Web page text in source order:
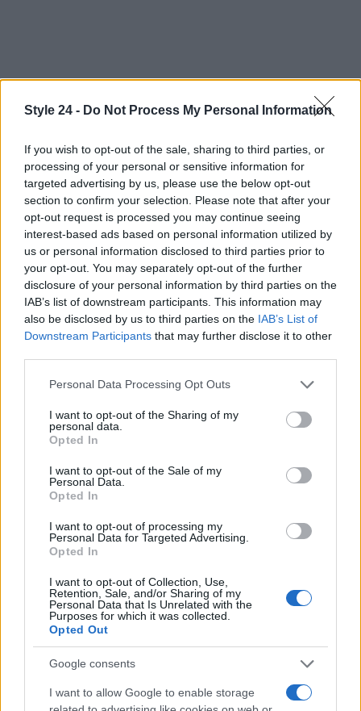
Style 24 - Do Not Process My Personal Information
If you wish to opt-out of the sale, sharing to third parties, or
processing of your personal or sensitive information for
targeted advertising by us, please use the below opt-out
section to confirm your selection. Please note that after your
opt-out request is processed you may continue seeing
interest-based ads based on personal information utilized by
us or personal information disclosed to third parties prior to
your opt-out. You may separately opt-out of the further
disclosure of your personal information by third parties on the
IAB’s list of downstream participants. This information may
also be disclosed by us to third parties on the IAB’s List of
Downstream Participants that may further disclose it to other
Please note that this website/app uses one or more Google
not limited to your visit or usage behaviour. You may click to
grant or deny consent to Google and its third-party tags to
use your data for below specified purposes in below Google
consent section.
Personal Data Processing Opt Outs
I want to opt-out of the Sharing of my
personal data.
Opted In
I want to opt-out of the Sale of my
Personal Data.
Opted In
I want to opt-out of processing my
Personal Data for Targeted Advertising.
Opted In
I want to opt-out of Collection, Use,
Retention, Sale, and/or Sharing of my
Personal Data that Is Unrelated with the
Purposes for which it was collected.
Opted Out
Google consents
I want to allow Google to enable storage
Continua a leggere
LIFESTYLE
Sri Lanka: itinerari tra spiritualità, architettura e
spiagge paradisiache
Matteo Pellegrino · 8 Ago 2026
LIFESTYLE